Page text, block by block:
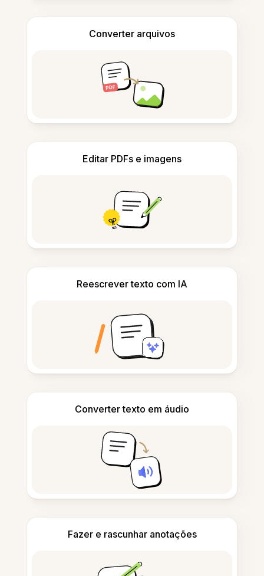
Converter arquivos
Editar PDFs e imagens
Reescrever texto com IA
Converter texto em áudio
Fazer e rascunhar anotações